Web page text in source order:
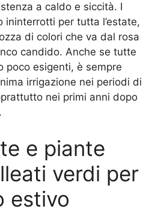
a caldo e siccità. I
ininterrotti per tutta l’estate,
di colori che va dal rosa
candido. Anche se tutte
poco esigenti, è sempre
irrigazione nei periodi di
nei primi anni dopo
e piante
verdi per
estivo